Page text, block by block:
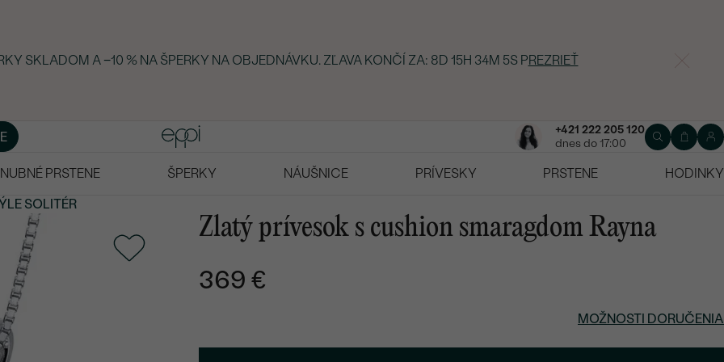
SKLADOM A −10 % NA ŠPERKY NA OBJEDNÁVKU. ZĽAVA KONČÍ ZA: 8D 15H 34M 4SPREZRIEŤ
+421 222 205 120
dnes do 17:00
PRSTENE ŠPERKY NÁUŠNICE PRÍVESKY PRSTENE
HODINKY
SOLITÉR
Zlatý prívesok s cushion smaragdom Rayna
369 €
MOŽNOSTI DORUČENIA